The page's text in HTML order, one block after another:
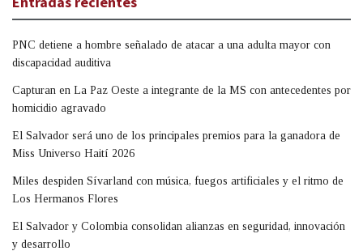
PNC detiene a hombre señalado de atacar a una adulta mayor con
discapacidad auditiva
Capturan en La Paz Oeste a integrante de la MS con antecedentes por
homicidio agravado
El Salvador será uno de los principales premios para la ganadora de
Miss Universo Haití 2026
Miles despiden Sívarland con música, fuegos artificiales y el ritmo de
Los Hermanos Flores
El Salvador y Colombia consolidan alianzas en seguridad, innovación
y desarrollo